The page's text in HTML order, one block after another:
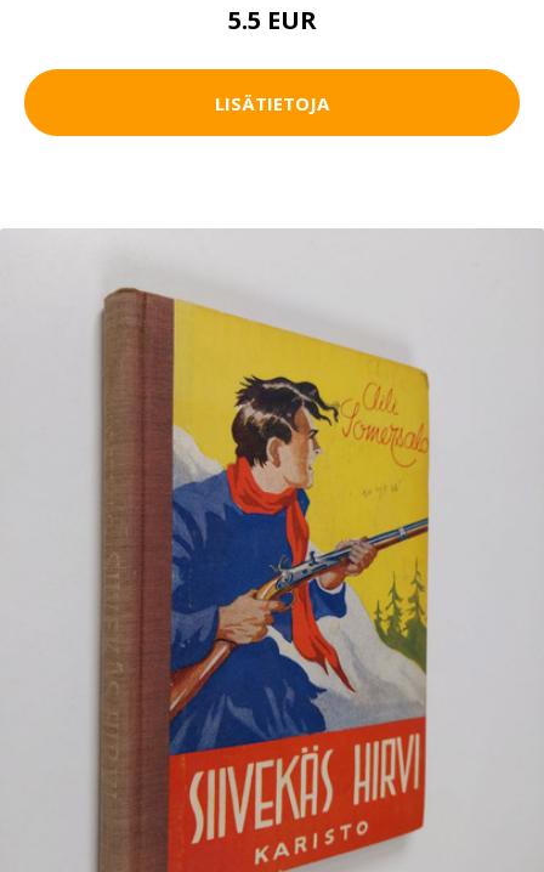
5.5 EUR
LISÄTIETOJA